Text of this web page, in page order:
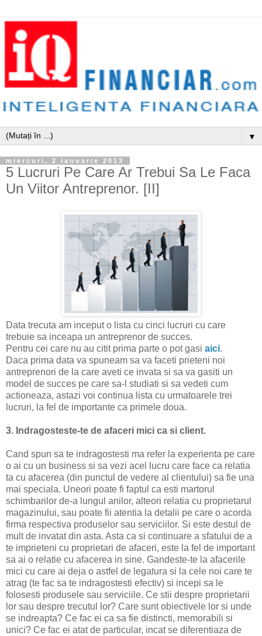
▼
miercuri, 2 ianuarie 2013
5 Lucruri Pe Care Ar Trebui Sa Le Faca
Un Viitor Antreprenor. [II]
Data trecuta am inceput o lista cu cinci lucruri cu care
trebuie sa inceapa un antreprenor de succes.
Pentru cei care nu au citit prima parte o pot gasi aici.
Daca prima data va spuneam sa va faceti prieteni noi
antreprenori de la care aveti ce invata si sa va gasiti un
model de succes pe care sa-l studiati si sa vedeti cum
actioneaza, astazi voi continua lista cu urmatoarele trei
lucruri, la fel de importante ca primele doua.
3. Indragosteste-te de afaceri mici ca si client.
Cand spun sa te indragostesti ma refer la experienta pe care
o ai cu un business si sa vezi acel lucru care face ca relatia
ta cu afacerea (din punctul de vedere al clientului) sa fie una
mai speciala. Uneori poate fi faptul ca esti martorul
schimbarilor de-a lungul anilor, alteori relatia cu proprietarul
magazinului, sau poate fii atentia la detalii pe care o acorda
firma respectiva produselor sau serviciilor. Si este destul de
mult de invatat din asta. Asta ca si continuare a sfatului de a
te imprieteni cu proprietari de afaceri, este la fel de important
sa ai o relatie cu afacerea in sine. Gandeste-te la afacerile
mici cu care ai deja o astfel de legatura si la cele noi care te
atrag (te fac sa te indragostesti efectiv) si incepi sa le
folosesti produsele sau serviciile. Ce stii despre proprietarii
lor sau despre trecutul lor? Care sunt obiectivele lor si unde
se indreapta? Ce fac ei ca sa fie distincti, memorabili si
unici? Ce fac ei atat de particular, incat se diferentiaza de